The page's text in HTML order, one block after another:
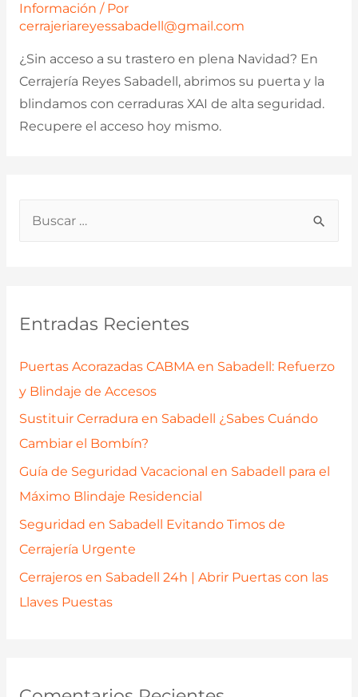
p
o
r
Entradas Recientes
Puertas Acorazadas CABMA en Sabadell: Refuerzo
y Blindaje de Accesos
Sustituir Cerradura en Sabadell ¿Sabes Cuándo
Cambiar el Bombín?
Guía de Seguridad Vacacional en Sabadell para el
Máximo Blindaje Residencial
Seguridad en Sabadell Evitando Timos de
Cerrajería Urgente
Cerrajeros en Sabadell 24h | Abrir Puertas con las
Llaves Puestas
Información / Por
cerrajeriareyessabadell@gmail.com
¿Sin acceso a su trastero en plena Navidad? En
Cerrajería Reyes Sabadell, abrimos su puerta y la
blindamos con cerraduras XAI de alta seguridad.
Recupere el acceso hoy mismo.